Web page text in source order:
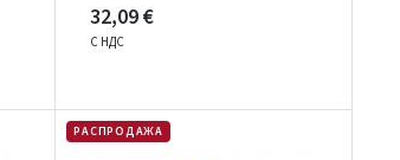
32,09 €
С НДС
РАСПРОДАЖА